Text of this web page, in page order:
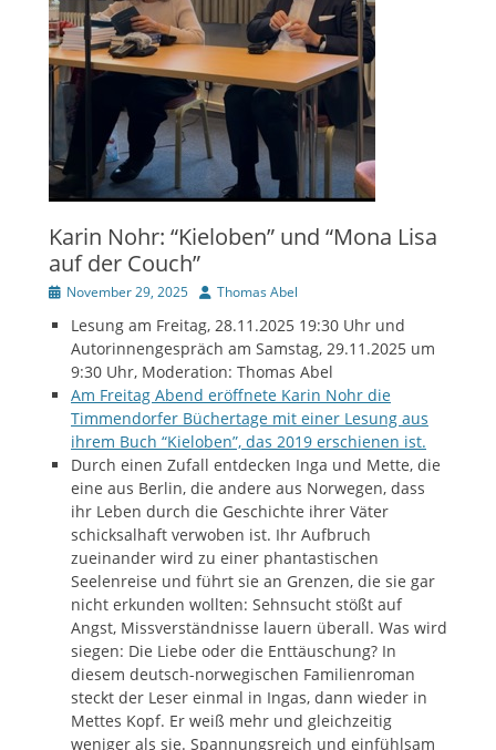
Karin Nohr: “Kieloben” und “Mona Lisa
auf der Couch”
Veröffentlicht
November 29, 2025 AutorThomas Abel
Lesung am Freitag, 28.11.2025 19:30 Uhr und
Autorinnengespräch am Samstag, 29.11.2025 um
9:30 Uhr, Moderation: Thomas Abel
Am Freitag Abend eröffnete Karin Nohr die
Timmendorfer Büchertage mit einer Lesung aus
ihrem Buch “Kieloben”, das 2019 erschienen ist.
Durch einen Zufall entdecken Inga und Mette, die
eine aus Berlin, die andere aus Norwegen, dass
ihr Leben durch die Geschichte ihrer Väter
schicksalhaft verwoben ist. Ihr Aufbruch
zueinander wird zu einer phantastischen
Seelenreise und führt sie an Grenzen, die sie gar
nicht erkunden wollten: Sehnsucht stößt auf
Angst, Missverständnisse lauern überall. Was wird
siegen: Die Liebe oder die Enttäuschung? In
diesem deutsch-norwegischen Familienroman
steckt der Leser einmal in Ingas, dann wieder in
Mettes Kopf. Er weiß mehr und gleichzeitig
weniger als sie. Spannungsreich und einfühlsam